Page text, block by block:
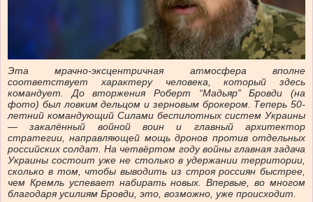
Эта мрачно-эксцентричная атмосфера вполне
соответствует характеру человека, который здесь
командует. До вторжения Роберт “Мадьяр” Бровди (на
фото) был ловким дельцом и зерновым брокером. Теперь 50-
летний командующий Силами беспилотных систем Украины
— закалённый войной воин и главный архитектор
стратегии, направляющей мощь дронов против отдельных
российских солдат. На четвёртом году войны главная задача
Украины состоит уже не столько в удержании территории,
сколько в том, чтобы выводить из строя россиян быстрее,
чем Кремль успевает набирать новых. Впервые, во многом
благодаря усилиям Бровди, это, возможно, уже происходит.